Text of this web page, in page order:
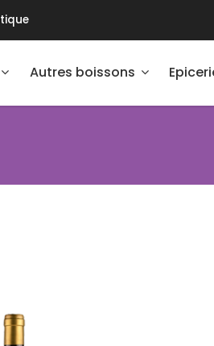
Autres boissons